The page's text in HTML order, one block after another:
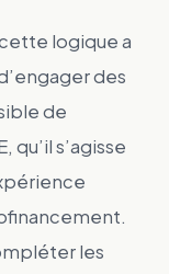
logique a
des
de
qu’il s’agisse
les